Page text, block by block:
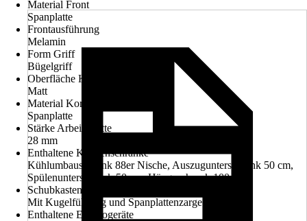
Material Front
Spanplatte
Frontausführung
Melamin
Form Griff
Bügelgriff
Oberfläche Korpus
Matt
Material Korpus
Spanplatte
Stärke Arbeitsplatte
28 mm
Enthaltene Küchenschränke
Kühlumbauschrank 88er Nische, Auszugunterschrank 50 cm,
Spülenunterschrank 50 cm, Hängeschrank 100 cm
Schubkastenausführung
Mit Kugelführung und Spanplattenzarge
Enthaltene Elektrogeräte